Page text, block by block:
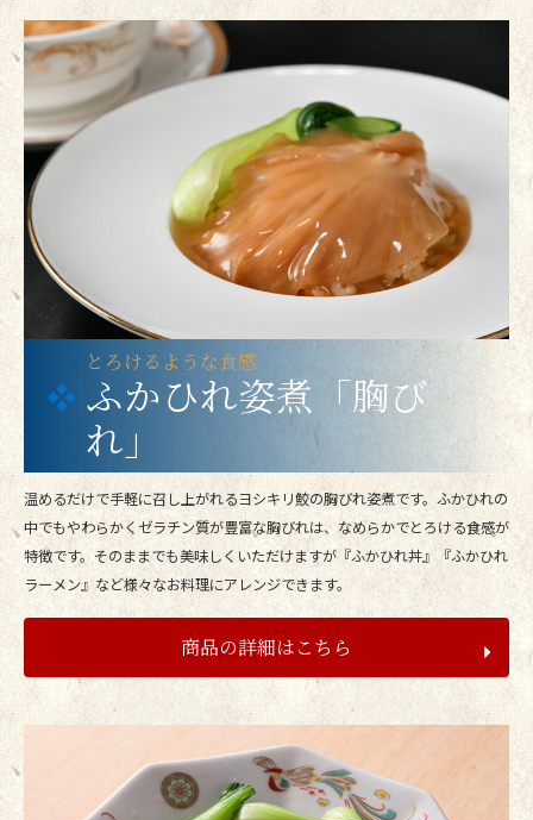
とろけるような食感
ふかひれ姿煮「胸び
れ」
温めるだけで手軽に召し上がれるヨシキリ鮫の胸びれ姿煮です。ふかひれの
中でもやわらかくゼラチン質が豊富な胸びれは、なめらかでとろける食感が
特徴です。そのままでも美味しくいただけますが『ふかひれ丼』『ふかひれ
ラーメン』など様々なお料理にアレンジできます。
商品の詳細はこちら